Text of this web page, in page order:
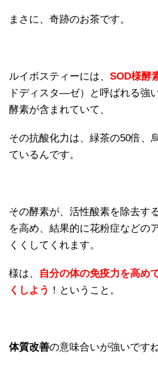
まさに、奇跡のお茶です。
ルイボスティーには、 SOD様酵
ドディスタ―ゼ）と呼ばれる強
酵素が含まれていて、
その抗酸化力は、緑茶の50倍、
ているんです。
その酵素が、活性酸素を除去す
を高め、結果的に花粉症などの
くくしてくれます。
様は、
自分の体の免疫力を高め
くしよう ！ということ。
体質改善の意味合いが強いですね